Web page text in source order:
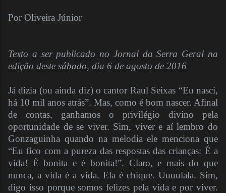
Por Oliveira Júnior
Texto a ser publicado no Jornal da Serra Geral na
edição deste sábado, dia 6 de agosto de 2016
Já dizia (ou ainda diz) o cantor Raul Seixas “Eu nasci,
há 10 mil anos atrás”. Mas, como é bom nascer. Afinal
de contas, ganhamos o privilégio divino pela
oportunidade de se viver. Sim, viver e aí lembro do
Gonzaguinha quando na melodia ele menciona que
“Eu fico com a pureza das respostas das crianças: É a
vida! É bonita e é bonita!”. Claro, e mais do que
nunca, a vida é a vida. Ela é chique. Uuuulala. Sim,
digo isso porque somos felizes pela vida e por viver.